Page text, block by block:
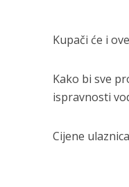
Kupači će i
Kako bi sve
ispravnosti
Cijene